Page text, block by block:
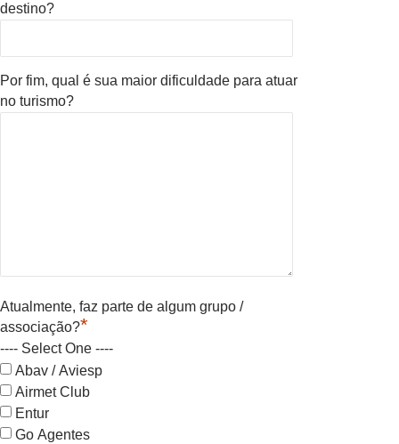
destino?
Por fim, qual é sua maior dificuldade para atuar
no turismo?
Atualmente, faz parte de algum grupo /
associação?*
---- Select One ----
Abav / Aviesp
Airmet Club
Entur
Go Agentes